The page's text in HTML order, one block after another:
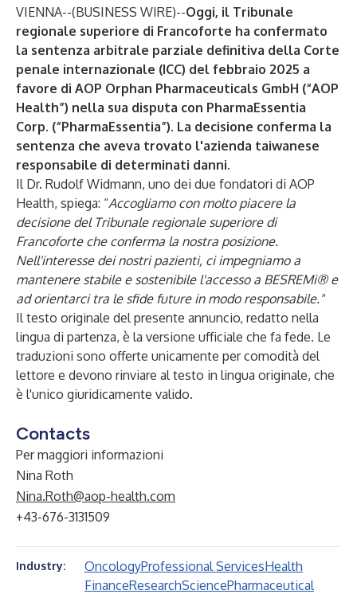
VIENNA--(BUSINESS WIRE)--Oggi, il Tribunale
regionale superiore di Francoforte ha confermato
la sentenza arbitrale parziale definitiva della Corte
penale internazionale (ICC) del febbraio 2025 a
favore di AOP Orphan Pharmaceuticals GmbH (“AOP
Health”) nella sua disputa con PharmaEssentia
Corp. (“PharmaEssentia”). La decisione conferma la
sentenza che aveva trovato l'azienda taiwanese
responsabile di determinati danni.
Il Dr. Rudolf Widmann, uno dei due fondatori di AOP
Health, spiega: “Accogliamo con molto piacere la
decisione del Tribunale regionale superiore di
Francoforte che conferma la nostra posizione.
Nell'interesse dei nostri pazienti, ci impegniamo a
mantenere stabile e sostenibile l'accesso a BESREMi® e
ad orientarci tra le sfide future in modo responsabile."
Il testo originale del presente annuncio, redatto nella
lingua di partenza, è la versione ufficiale che fa fede. Le
traduzioni sono offerte unicamente per comodità del
lettore e devono rinviare al testo in lingua originale, che
è l'unico giuridicamente valido.
Contacts
Per maggiori informazioni
Nina Roth
Nina.Roth@aop-health.com
+43-676-3131509
Industry: OncologyProfessional ServicesHealth
FinanceResearchSciencePharmaceutical